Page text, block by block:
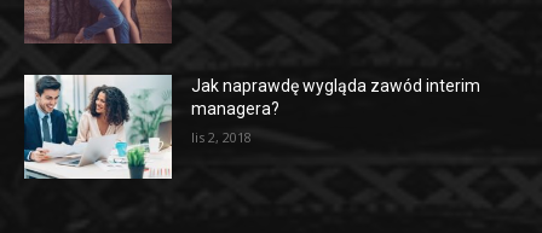
Jak naprawdę wygląda zawód interim
managera?
lis 2, 2018